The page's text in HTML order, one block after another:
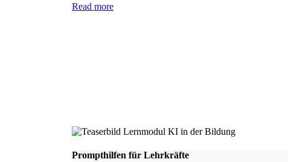
Read more
Prompthilfen für Lehrkräfte